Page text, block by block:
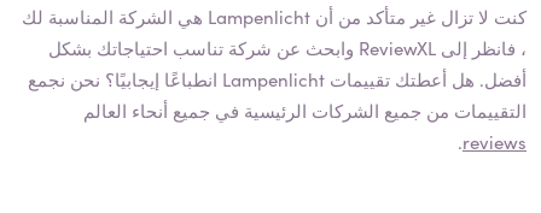
كنت لا تزال غير متأكد من أن Lampenlicht هي الشركة المناسبة لك
، فانظر إلى ReviewXL وابحث عن شركة تناسب احتياجاتك بشكل
أفضل. هل أعطتك تقييمات Lampenlicht انطباعًا إيجابيًا؟ نحن نجمع
التقييمات من جميع الشركات الرئيسية في جميع أنحاء العالم
reviews
.